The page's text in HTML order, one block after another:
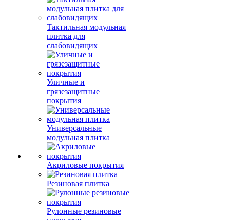
Тактильная модульная
плитка для
слабовидящих
Уличные и
грязезащитные
покрытия
Универсальные
модульная плитка
Акриловые покрытия
Резиновая плитка
Рулонные резиновые